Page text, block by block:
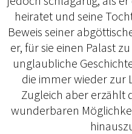
heiratet und seine
Beweis seiner
er, für sie einen Palast
unglaubliche
die immer wieder zur
Zugleich aber erzählt
wunderbaren